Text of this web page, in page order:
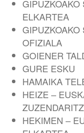
GIPUZKOAKO
ELKARTEA
OFIZIALA
GOIENER
GURE ESKU
HAMAIKA
HEIZE –
HEKIMEN –